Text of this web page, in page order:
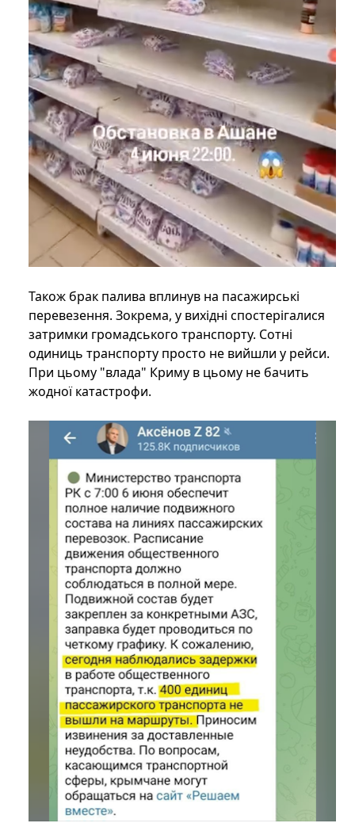
Також брак палива вплинув на пасажирські
перевезення. Зокрема, у вихідні спостерігалися
затримки громадського транспорту. Сотні
одиниць транспорту просто не вийшли у рейси.
При цьому "влада" Криму в цьому не бачить
жодної катастрофи.